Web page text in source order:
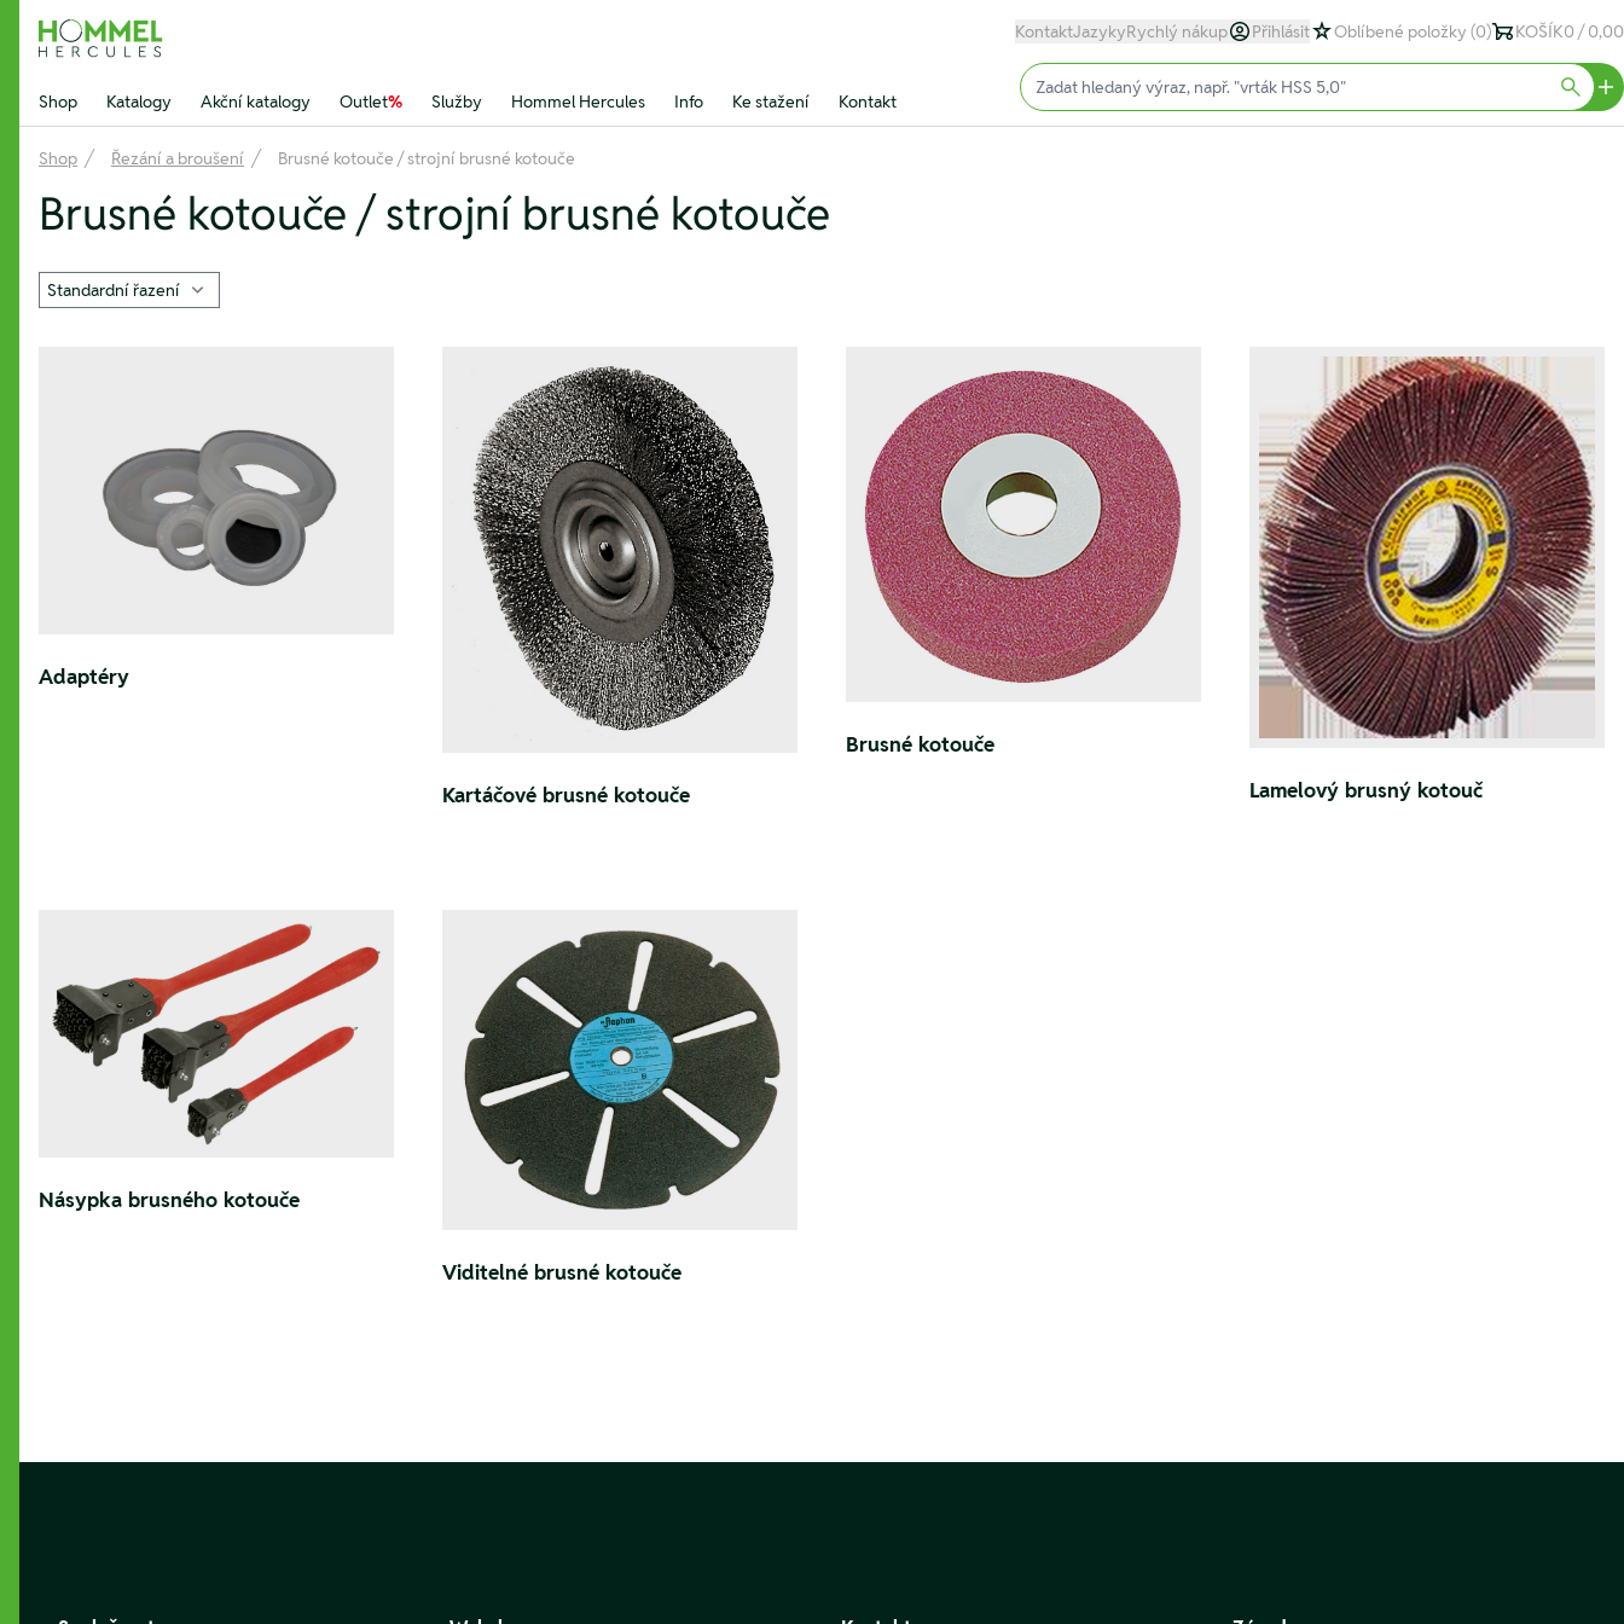
Hommel Hercules
KontaktJazykyRychlý nákup Přihlásit Oblíbené položky (0) KOŠÍK0 / 0,00
Shop Katalogy Akční katalogy Outlet% Služby Hommel Hercules Info Ke stažení Kontakt
Input (text)
Shop Řezání a broušení Brusné kotouče / strojní brusné kotouče
Brusné kotouče / strojní brusné kotouče
Adaptéry
Kartáčové brusné kotouče
Brusné kotouče
Lamelový brusný kotouč
Násypka brusného kotouče
Viditelné brusné kotouče